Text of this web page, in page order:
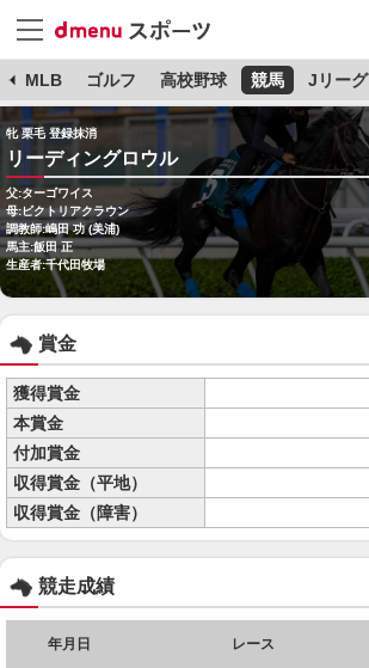
MLB ゴルフ 高校野球 競馬 Jリーグ
牝 栗毛 登録抹消
リーディングロウル
父:ターゴワイス
母:ビクトリアクラウン
調教師:嶋田 功 (美浦)
馬主:飯田 正
生産者:千代田牧場
賞金
獲得賞金
本賞金
付加賞金
収得賞金（平地）
収得賞金（障害）
競走成績
年月日 レース